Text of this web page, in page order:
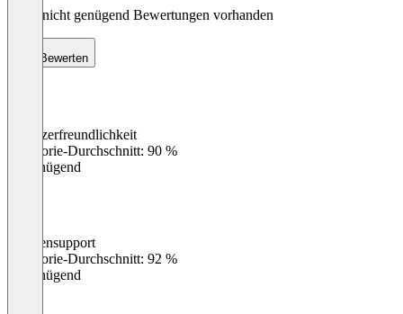
Noch nicht genügend Bewertungen vorhanden
Bewerten
Benutzerfreundlichkeit
Kategorie-Durchschnitt: 90 %
Ungenügend
Kundensupport
Kategorie-Durchschnitt: 92 %
Ungenügend